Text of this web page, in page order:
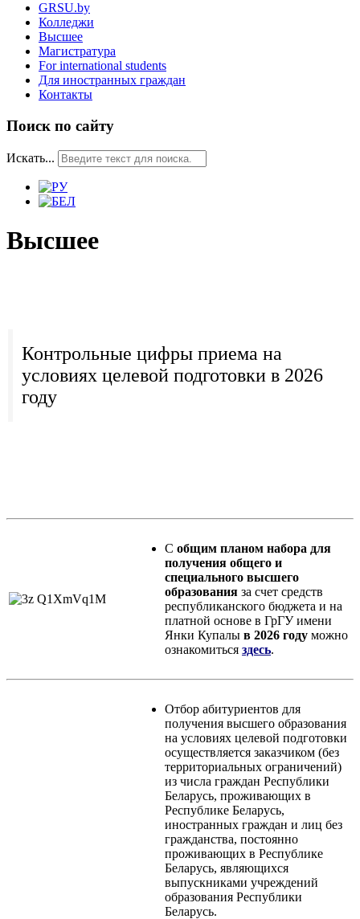
GRSU.by
Колледжи
Высшее
Магистратура
For international students
Для иностранных граждан
Контакты
Поиск по сайту
Искать...
Высшее
Контрольные цифры приема на
условиях целевой подготовки в 2026
году
С общим планом набора для
получения общего и
специального высшего
образования за счет средств
республиканского бюджета и на
платной основе в ГрГУ имени
Янки Купалы в 2026 году можно
ознакомиться здесь.
Отбор абитуриентов для
получения высшего образования
на условиях целевой подготовки
осуществляется заказчиком (без
территориальных ограничений)
из числа граждан Республики
Беларусь, проживающих в
Республике Беларусь,
иностранных граждан и лиц без
гражданства, постоянно
проживающих в Республике
Беларусь, являющихся
выпускниками учреждений
образования Республики
Беларусь.